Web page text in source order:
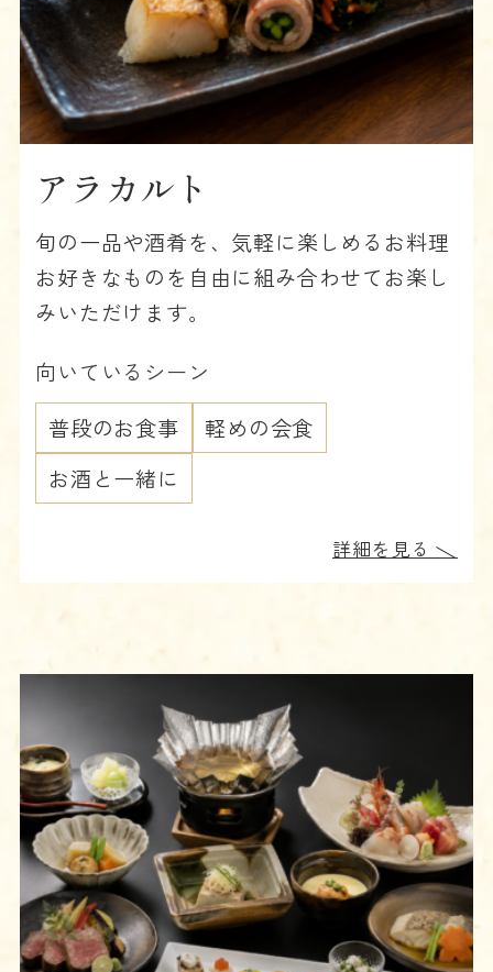
アラカルト
旬の一品や酒肴を、気軽に楽しめるお料理
お好きなものを自由に組み合わせてお楽し
みいただけます。
向いているシーン
普段のお食事
軽めの会食
お酒と一緒に
詳細を見る